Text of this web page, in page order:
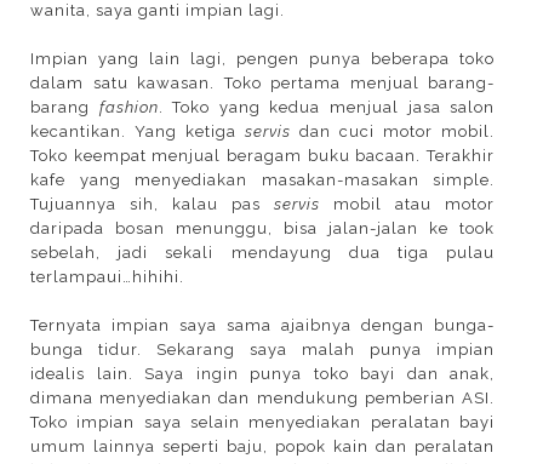
wanita, saya ganti impian lagi.
Impian yang lain lagi, pengen punya beberapa toko
dalam satu kawasan. Toko pertama menjual barang-
barang fashion. Toko yang kedua menjual jasa salon
kecantikan. Yang ketigaservis dan cuci motor mobil.
Toko keempat menjual beragam buku bacaan. Terakhir
kafe yang menyediakan masakan-masakan simple.
Tujuannya sih, kalau passervis mobil atau motor
daripada bosan menunggu, bisa jalan-jalan ke took
sebelah, jadi sekali mendayung dua tiga pulau
terlampaui…hihihi.
Ternyata impian saya sama ajaibnya dengan bunga-
bunga tidur. Sekarang saya malah punya impian
idealis lain. Saya ingin punya toko bayi dan anak,
dimana menyediakan dan mendukung pemberian ASI.
Toko impian saya selain menyediakan peralatan bayi
umum lainnya seperti baju, popok kain dan peralatan